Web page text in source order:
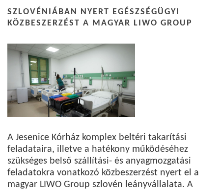
SZLOVÉNIÁBAN NYERT EGÉSZSÉGÜGYI
KÖZBESZERZÉST A MAGYAR LIWO GROUP
A Jesenice Kórház komplex beltéri takarítási
feladataira, illetve a hatékony működéséhez
szükséges belső szállítási- és anyagmozgatási
feladatokra vonatkozó közbeszerzést nyert el a
magyar LIWO Group szlovén leányvállalata. A